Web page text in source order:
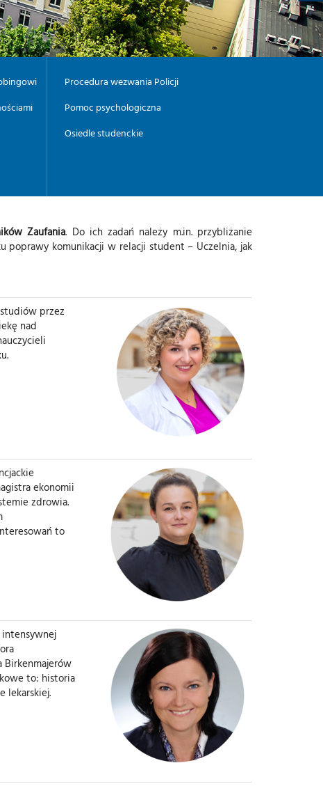
-
-
-
Procedura wezwania Policji
Pomoc psychologiczna
Osiedle studenckie
Zaufania. Do ich zadań należy m.in. przybliżanie
komunikacji w relacji student – Uczelnia, jak
przez
nad
ekonomii
zdrowia.
to
Birkenmajerów
to: historia
lekarskiej.